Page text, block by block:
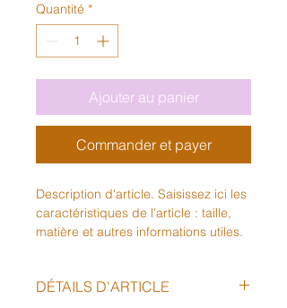
Quantité *
Ajouter au panier
Commander et payer
Description d'article. Saisissez ici les
caractéristiques de l'article : taille,
matière et autres informations utiles.
DÉTAILS D'ARTICLE